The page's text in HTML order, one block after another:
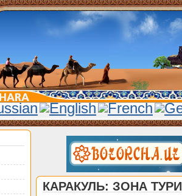
КАРАКУЛЬ: ЗОНА